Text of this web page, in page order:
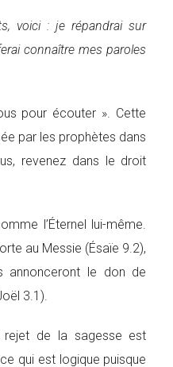
voici : je répandrai sur
connaître mes paroles
pour écouter ». Cette
par les prophètes dans
revenez dans le droit
l’Éternel lui-même.
au Messie (Ésaïe 9.2),
annonceront le don de
3.1).
de la sagesse est
qui est logique puisque